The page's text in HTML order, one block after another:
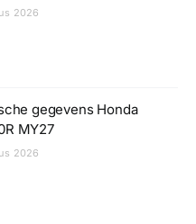
2026
gegevens Honda
MY27
2026